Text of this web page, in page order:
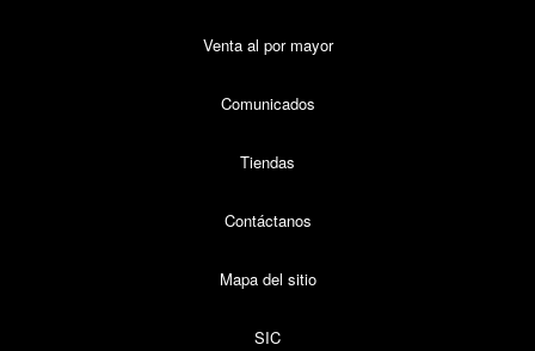
Venta al por mayor
Comunicados
Tiendas
Contáctanos
Mapa del sitio
SIC